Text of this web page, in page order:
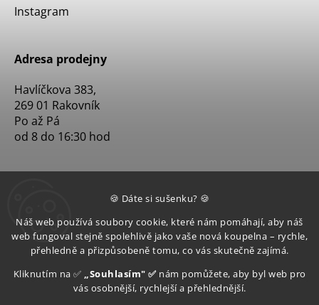
🍪 Dáte si sušenku? 🍪
Náš web používá soubory cookie, které nám pomáhají, aby náš
web fungoval stejně spolehlivě jako vaše nová koupelna – rychle,
přehledně a přizpůsobeně tomu, co vás skutečně zajímá.
Kliknutím na ✅ „Souhlasím" ✅ nám pomůžete, aby byl web pro
vás osobnější, rychlejší a přehlednější.
Instagram
Adresa prodejny
Havlíčkova 383,
269 01 Rakovník
Po až Pá
od 8 do 16:30 hod